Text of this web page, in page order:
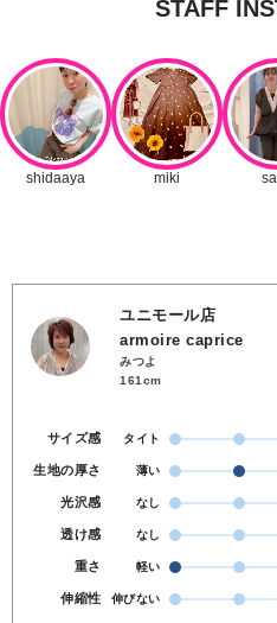
ユニモール店
armoire caprice
みつよ
161cm
サイズ感 タイト
生地の厚さ 薄い
光沢感 なし
透け感 なし
重さ 軽い
伸縮性 伸びない